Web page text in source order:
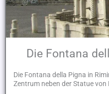
Die Fontana
Die Fontana della Pigna in
Zentrum neben der Statue von